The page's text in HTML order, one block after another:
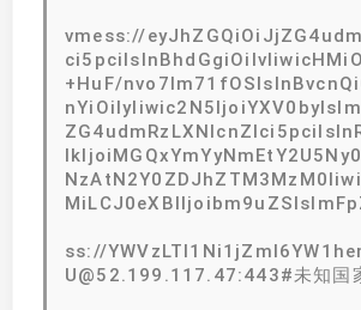
vmess://
+HuF/
ss://
U@52.199.117.47:443#未知国